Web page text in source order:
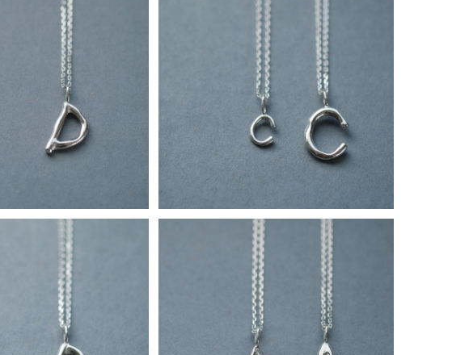
ニシャル アルファベット
ルバー925 メンズ ユニセ
2コset) C 手書き風 イニシャル アルフ
ァベット ペア ネックレス シルバー925
¥18,900
ニシャル アルファベット
ルバー925 メンズ ユニセ
2コset) A 手書き風 イニシャル アルフ
ァベット ペア ネックレス シルバー925
¥18,900